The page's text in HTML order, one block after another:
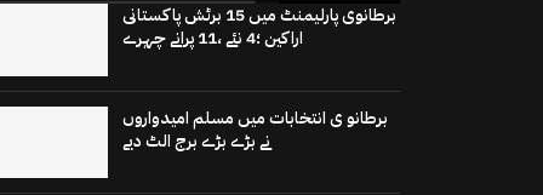
برطانوی پارلیمنٹ میں 15 برٹش پاکستانی
اراکین ؛4 نئے ،11 پرانے چہرے
برطانو ی انتخابات میں مسلم امیدواروں
نے بڑے بڑے برج الٹ دیے